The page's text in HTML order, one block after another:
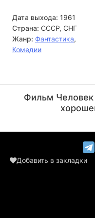
Дата выхода: 1961
Страна: СССР, СНГ
Жанр: Фантастика,
Комедии
(Крохалёв)
Фильм Человек
Добавить в закладки